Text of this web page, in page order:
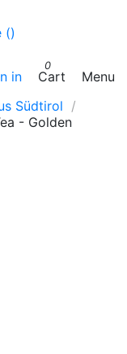
()
in
0
Cart
Menu
Südtirol
- Golden